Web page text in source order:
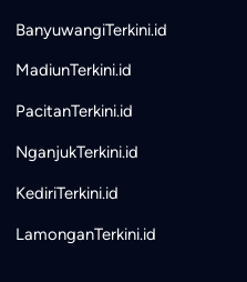
BanyuwangiTerkini.id
MadiunTerkini.id
PacitanTerkini.id
NganjukTerkini.id
KediriTerkini.id
LamonganTerkini.id